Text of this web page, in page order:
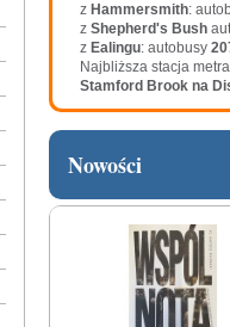
z Hammersmith:
zShepherd's Bush
z Ealingu: autobusy
Najbliższa stacja
Stamford Brook na
Nowości